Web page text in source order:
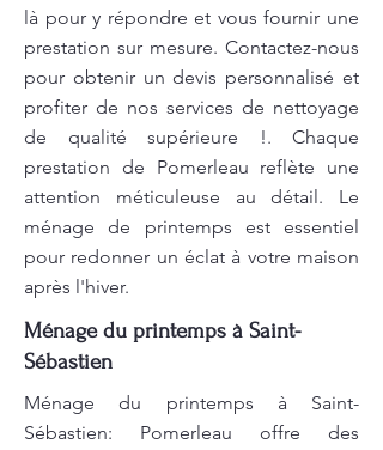
là pour y répondre et vous fournir une
prestation sur mesure. Contactez-nous
pour obtenir un devis personnalisé et
profiter de nos services de nettoyage
de qualité supérieure !. Chaque
prestation de Pomerleau reflète une
attention méticuleuse au détail. Le
ménage de printemps est essentiel
pour redonner un éclat à votre maison
après l'hiver.
Ménage du printemps à Saint-
Sébastien
Ménage du printemps à Saint-
Sébastien: Pomerleau offre des